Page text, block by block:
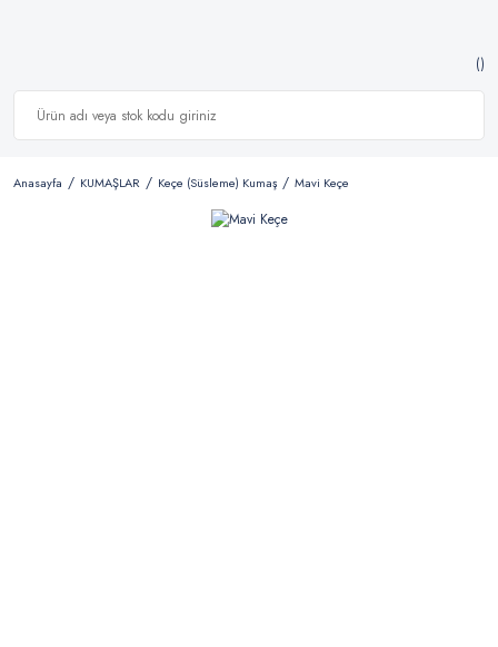
Anasayfa KUMAŞLAR Keçe (Süsleme) Kumaş Mavi Keçe